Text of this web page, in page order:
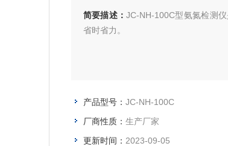
简要描述： JC-NH-100C型氨氮检测
省时省力。
产品型号： JC-NH-100C
厂商性质： 生产厂家
更新时间： 2023-09-05